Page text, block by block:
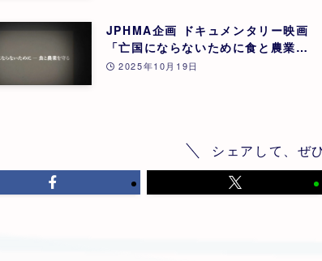
JPHMA企画 ドキュメンタリー映画
「亡国にならないために食と農業を
守る」 | 第26回
2025年10月19日
シェアして、ぜ